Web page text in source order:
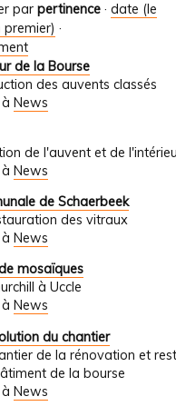
par pertinence · date (le
premier) ·
de la Bourse
des auvents classés
News
de l'auvent et de
News
de Schaerbeek
des vitraux
News
mosaïques
à Uccle
News
du chantier
de la rénovation et
de la bourse
News